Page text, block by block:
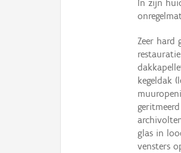
In zijn
Zeer hard
kegeldak
glas in
vensters